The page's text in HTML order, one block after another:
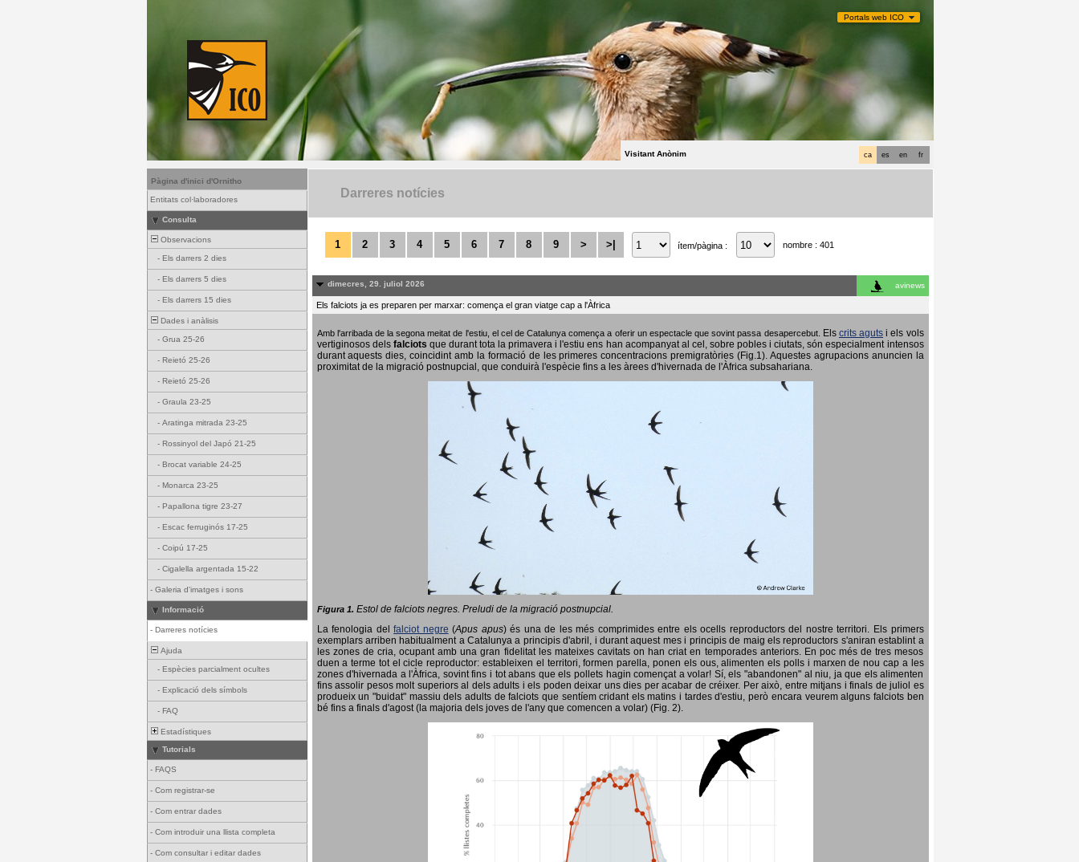
Portals web ICO
fr
en
es
ca
Visitant Anònim
Pàgina d'inici d'Ornitho
Entitats col·laboradores
Consulta
Observacions
- Els darrers 2 dies
- Els darrers 5 dies
- Els darrers 15 dies
Dades i anàlisis
- Grua 25-26
- Reietó 25-26
- Reietó 25-26
- Graula 23-25
- Aratinga mitrada 23-25
- Rossinyol del Japó 21-25
- Brocat variable 24-25
- Monarca 23-25
- Papallona tigre 23-27
- Escac ferruginós 17-25
- Coipú 17-25
- Cigalella argentada 15-22
- Galeria d'imatges i sons
Informació
- Darreres notícies
Ajuda
- Espècies parcialment ocultes
- Explicació dels símbols
- FAQ
Estadístiques
Tutorials
- FAQS
- Com registrar-se
- Com entrar dades
- Com introduir una llista completa
- Com consultar i editar dades
Darreres notícies
1 2 3 4 5 6 7 8 9 > >| ítem/pàgina : nombre : 401
dimecres, 29. juliol 2026 avinews
Els falciots ja es preparen per marxar: comença el gran viatge cap a l'Àfrica
Amb l'arribada de la segona meitat de l'estiu, el cel de Catalunya comença a oferir un espectacle que sovint passa desapercebut. Els crits aguts i els vols
vertiginosos dels falciots que durant tota la primavera i l'estiu ens han acompanyat al cel, sobre pobles i ciutats, són especialment intensos
durant aquests dies, coincidint amb la formació de les primeres concentracions premigratòries (Fig.1). Aquestes agrupacions anuncien la
proximitat de la migració postnupcial, que conduirà l'espècie fins a les àrees d'hivernada de l'Àfrica subsahariana.
Figura 1. Estol de falciots negres. Preludi de la migració postnupcial.
La fenologia delfalciot negre (Apus apus) és una de les més comprimides entre els ocells reproductors del nostre territori. Els primers
exemplars arriben habitualment a Catalunya a principis d'abril, i durant aquest mes i principis de maig els reproductors s'aniran establint a
les zones de cria, ocupant amb una gran fidelitat les mateixes cavitats on han criat en temporades anteriors. En poc més de tres mesos
duen a terme tot el cicle reproductor: estableixen el territori, formen parella, ponen els ous, alimenten els polls i marxen de nou cap a les
zones d'hivernada a l'Àfrica, sovint fins i tot abans que els pollets hagin començat a volar! Sí, els "abandonen" al niu, ja que els alimenten
fins assolir pesos molt superiors al dels adults i els poden deixar uns dies per acabar de créixer. Per això, entre mitjans i finals de juliol es
produeix un "buidat" massiu dels adults de falciots que sentíem cridant els matins i tardes d'estiu, però encara veurem alguns falciots ben
bé fins a finals d'agost (la majoria dels joves de l'any que comencen a volar) (Fig. 2).